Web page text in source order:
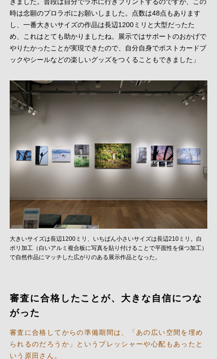
きました。普段は自分でラボに行きプリントするのですが、この
時は念願のプロラボにお願いしました。点数は48点もあります
し、一番大きいサイズの作品は長辺1200ミリと大型だったた
め、これはとても助かりましたね。展示ではサポートのおかげで
やりたかったことが実現できたので、自分自身でポストカードブ
ックやシールなどの楽しいグッズをつくることもできました」
大きいサイズは長辺1200ミリ、いちばん小さいサイズは長辺210ミリ。白
ポリ加工（白いアルミ複合板に写真を貼り付けることで平面性を保つ加工）
で自然作品にマッチした広がりのある展示作品となった。
審査に合格したことが、大きな自信につな
がった
審査に合格してからの準備期間は、「あの広い空間を埋め
られるのだろうか」というプレッシャーや心配もあったと
いう原田さん。